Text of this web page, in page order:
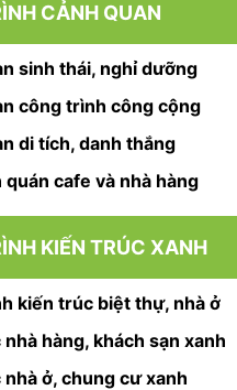
CẢNH QUAN
sinh thái, nghỉ dưỡng
công trình công cộng
di tích, danh thắng
quán cafe và nhà hàng
KIẾN TRÚC XANH
kiến trúc biệt thự, nhà ở
hàng, khách sạn xanh
ở, chung cư xanh